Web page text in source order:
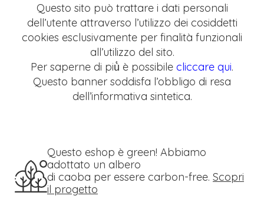
Questo sito può trattare i dati personali
dell’utente attraverso l’utilizzo dei cosiddetti
cookies esclusivamente per finalità funzionali
all’utilizzo del sito.
Per saperne di più̀ è possibile cliccare qui.
Questo banner soddisfa l’obbligo di resa
dell’informativa sintetica.
Questo eshop è green! Abbiamo
adottato un albero
di caoba per essere carbon-free. Scopri
il progetto